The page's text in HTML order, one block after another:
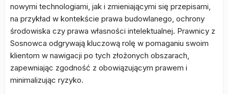
nowymi technologiami, jak i zmieniającymi się przepisami,
na przykład w kontekście prawa budowlanego, ochrony
środowiska czy prawa własności intelektualnej. Prawnicy z
Sosnowca odgrywają kluczową rolę w pomaganiu swoim
klientom w nawigacji po tych złożonych obszarach,
zapewniając zgodność z obowiązującym prawem i
minimalizując ryzyko.